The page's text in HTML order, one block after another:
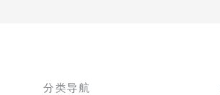
分类导航